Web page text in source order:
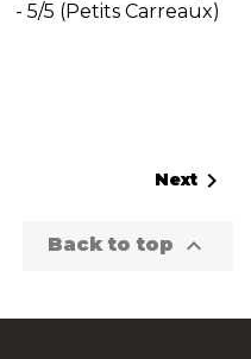
- 5/5 (petits Carreaux)
Next 
Back to top 